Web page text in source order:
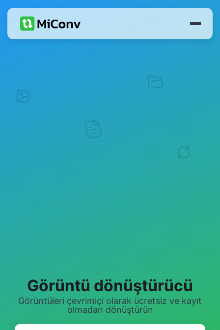
Görüntü dönüştürücü
Görüntüleri çevrimiçi olarak ücretsiz ve kayıt
olmadan dönüştürün